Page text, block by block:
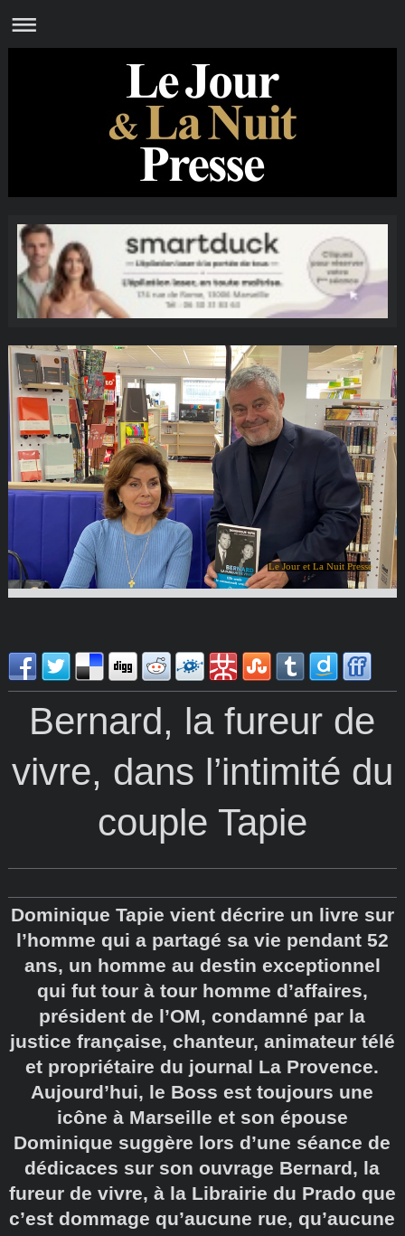
Le Jour et La Nuit Presse
Bernard, la fureur de
vivre, dans l’intimité du
couple Tapie
Dominique Tapie vient décrire un livre sur
l’homme qui a partagé sa vie pendant 52
ans, un homme au destin exceptionnel
qui fut tour à tour homme d’affaires,
président de l’OM, condamné par la
justice française, chanteur, animateur télé
et propriétaire du journal La Provence.
Aujourd’hui, le Boss est toujours une
icône à Marseille et son épouse
Dominique suggère lors d’une séance de
dédicaces sur son ouvrage Bernard, la
fureur de vivre, à la Librairie du Prado que
c’est dommage qu’aucune rue, qu’aucune